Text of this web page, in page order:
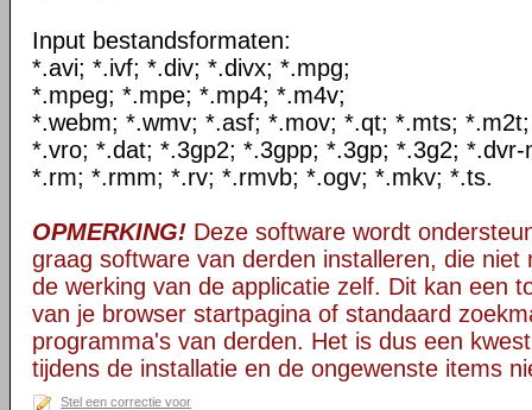
Input bestandsformaten:
*.avi; *.ivf; *.div; *.divx; *.mpg;
*.mpeg; *.mpe; *.mp4; *.m4v;
*.webm; *.wmv; *.asf; *.mov; *.qt; *.mts;
*.vro; *.dat; *.3gp2; *.3gpp; *.3gp; *.3g2;
*.rm; *.rmm; *.rv; *.rmvb; *.ogv; *.mkv; *.ts.
OPMERKING! Deze software wordt
graag software van derden installeren, die niet
de werking van de applicatie zelf. Dit kan een
van je browser startpagina of standaard
programma's van derden. Het is dus een
tijdens de installatie en de ongewenste items
Stel een correctie voor